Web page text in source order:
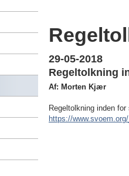
29-05-2018
Regeltolkning
Af: Morten Kjær
Regeltolkning inden
https://